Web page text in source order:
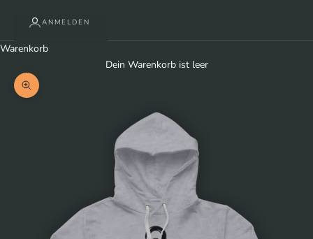
ANMELDEN
Warenkorb
Dein Warenkorb ist leer
Bild vergrößern